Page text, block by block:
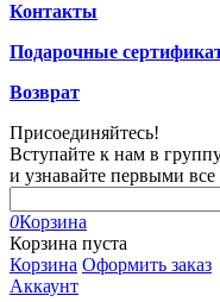
Контакты
Подарочные
Возврат
Присоединяйтесь!
Вступайте к нам в
и узнавайте первыми
0Корзина
Корзина пуста
Корзина Оформить заказ
Аккаунт